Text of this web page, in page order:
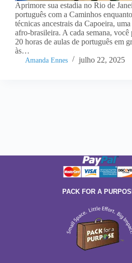
Aprimore sua estadia no Rio de
português com a Caminhos
técnicas ancestrais da Capoeira,
afro-brasileira. A cada semana, você
20 horas de aulas de português em
às…
Amanda Ennes julho 22, 2025
PACK FOR A